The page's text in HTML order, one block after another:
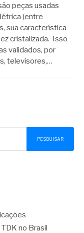
peças usadas
(entre
sua característica
cristalizada. Isso
validados, por
televisores,…
PESQUISAR
no Brasil